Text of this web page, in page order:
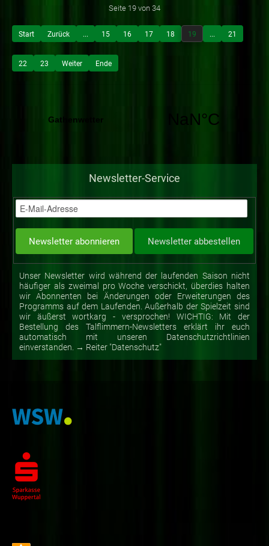
Seite 19 von 34
Start Zurück ... 15 16 17 18 19 ... 21
22 23 Weiter Ende
Newsletter-Service
Unser Newsletter wird während der laufenden Saison nicht
häufiger als zweimal pro Woche verschickt, überdies halten
wir Abonnenten bei Änderungen oder Erweiterungen des
Programms auf dem Laufenden. Außerhalb der Spielzeit sind
wir äußerst wortkarg - versprochen! WICHTIG: Mit der
Bestellung des Talflimmern-Newsletters erklärt ihr euch
automatisch mit unseren Datenschutzrichtlinien
einverstanden. → Reiter "Datenschutz"